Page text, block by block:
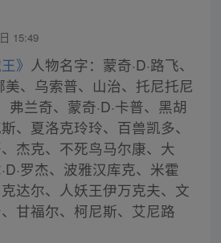
15:49
》 人物名字：蒙奇·D·路飞、
美、乌索普、山治、托尼托尼
弗兰奇、蒙奇·D·卡普、黑胡
、夏洛克玲玲、百兽凯多、
杰克、不死鸟马尔康、大
罗杰、波雅汉库克、米霍
达尔、人妖王伊万克夫、文
甘福尔、柯尼斯、艾尼路